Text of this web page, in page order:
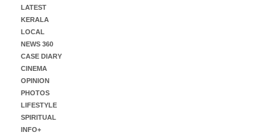
LATEST
KERALA
LOCAL
NEWS 360
CASE DIARY
CINEMA
OPINION
PHOTOS
LIFESTYLE
SPIRITUAL
INFO+